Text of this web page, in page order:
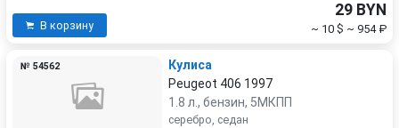
В корзину
29 BYN
~ 10 $ ~ 954 ₽
№ 54562
Кулиса
Peugeot 406 1997
1.8 л., бензин, 5МКПП
серебро, седан